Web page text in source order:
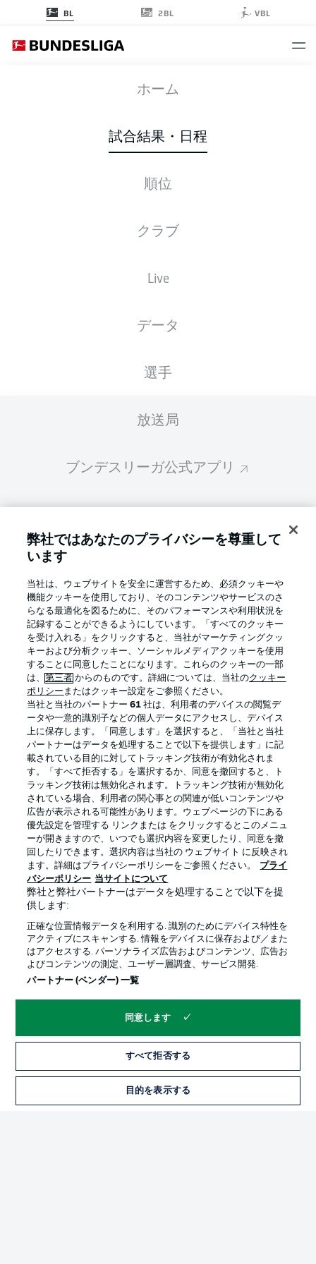
BL 2BL VBL
ホーム
試合結果・日程
順位
クラブ
Live
データ
選手
放送局
ブンデスリーガ公式アプリ
ファンタジー・マネジャー
言語をお選びください
日本語 Display Mode
ログイン
ELV FCU
スターティングメンバー
スターティングメンバーは試合開始の 60分前
Football as it's meant to be
BUNDESLIGA APP
Official Partners
プライバシー・ポリシー 優先設定を管理する
弊社ではあなたのプライバシーを尊重して
います
当社は、ウェブサイトを安全に運営するため、必須クッキーや
機能クッキーを使用しており、そのコンテンツやサービスのさ
らなる最適化を図るために、そのパフォーマンスや利用状況を
記録することができるようにしています。「すべてのクッキー
を受け入れる」をクリックすると、当社がマーケティングクッ
キーおよび分析クッキー、ソーシャルメディアクッキーを使用
することに同意したことになります。これらのクッキーの一部
は、第三者 からのものです。詳細については、当社のクッキー
ポリシー またはクッキー設定をご参照ください。
当社と当社のパートナー61 社は、利用者のデバイスの閲覧デ
ータや一意的識別子などの個人データにアクセスし、デバイス
上に保存します。「同意します」を選択すると、「当社と当社
パートナーはデータを処理することで以下を提供します」に記
載されている目的に対してトラッキング技術が有効化されま
す。「すべて拒否する」を選択するか、同意を撤回すると、ト
ラッキング技術は無効化されます。トラッキング技術が無効化
されている場合、利用者の関心事との関連が低いコンテンツや
広告が表示される可能性があります。ウェブページの下にある
優先設定を管理する リンクまたは をクリックするとこのメニュ
ーが開きますので、いつでも選択内容を変更したり、同意を撤
回したりできます。選択内容は当社の ウェブサイト に反映され
ます。詳細はプライバシーポリシーをご参照ください。
プライ
バシーポリシー 当サイトについて
弊社と弊社パートナーはデータを処理することで以下を提
供します:
正確な位置情報データを利用する. 識別のためにデバイス特性を
アクティブにスキャンする. 情報をデバイスに保存および／また
はアクセスする. パーソナライズ広告およびコンテンツ、広告お
よびコンテンツの測定、ユーザー層調査、サービス開発.
パートナー (ベンダー) 一覧
同意します
すべて拒否する
目的を表示する